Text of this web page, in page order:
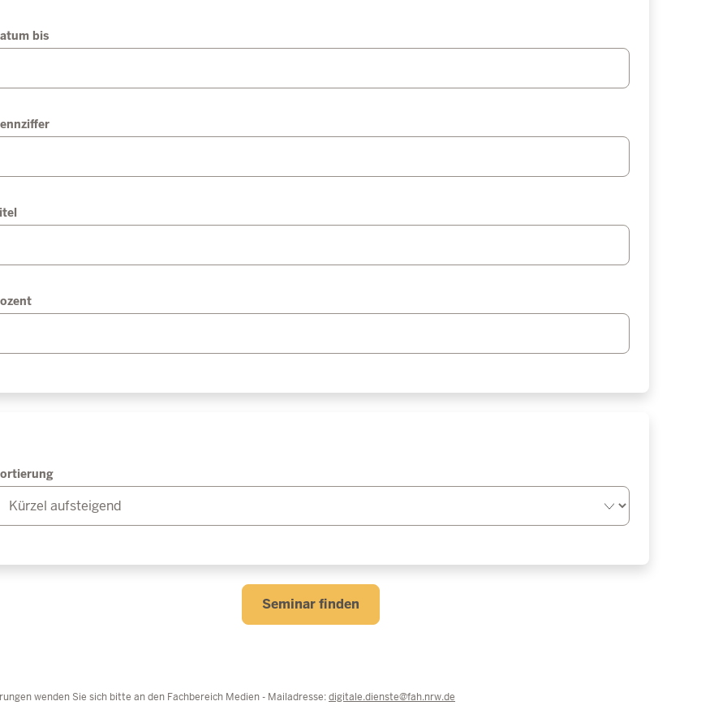
bis
Seminar finden
wenden Sie sich bitte an den Fachbereich Medien - Mailadresse:digitale.dienste@fah.nrw.de